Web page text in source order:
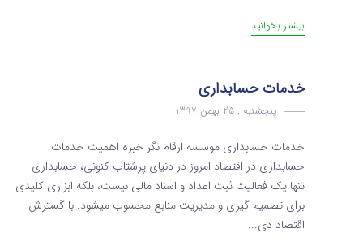
بیشتر بخوانید
خدمات حسابداری
پنجشنبه , 25 بهمن 1397
خدمات حسابداری موسسه ارقام نگر خبره اهمیت خدمات
حسابداری در اقتصاد امروز در دنیای پرشتاب کنونی، حسابداری
تنها یک فعالیت ثبت اعداد و اسناد مالی نیست، بلکه ابزاری کلیدی
برای تصمیم‌ گیری و مدیریت منابع محسوب میشود. با گسترش
اقتصاد دی...